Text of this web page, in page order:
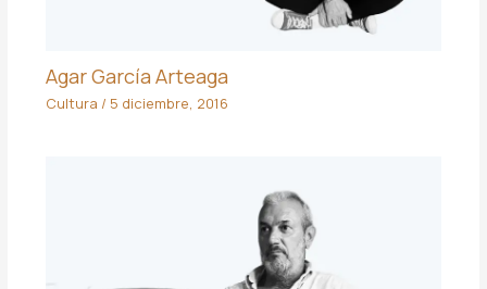
Agar García Arteaga
Cultura / 5 diciembre, 2016